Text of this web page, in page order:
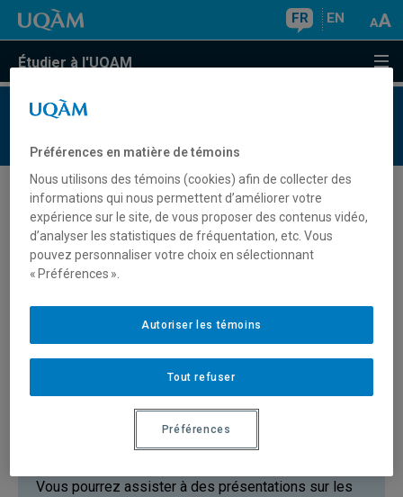
FR EN
Étudier à l'UQAM
Semaine des cycles supérieurs
Élargissez vos horizons
Vous songez à poursuivre des études de 2
Semaine des cycles supérieurs, du 28 novembre au 2
Vous pourrez assister à des présentations sur les
Préférences en matière de témoins
Nous utilisons des témoins (cookies) afin de collecter des
informations qui nous permettent d’améliorer votre
expérience sur le site, de vous proposer des contenus vidéo,
d’analyser les statistiques de fréquentation, etc. Vous
pouvez personnaliser votre choix en sélectionnant
« Préférences ».
Tout refuser
Autoriser les témoins
Préférences